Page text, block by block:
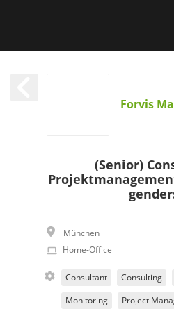
Forvis
(Senior)
München
Home-Office
Consultant Consulting
Monitoring Project